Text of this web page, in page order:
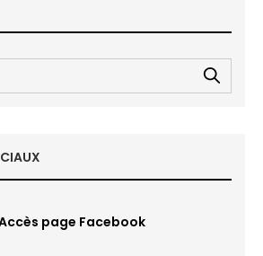
page Facebook